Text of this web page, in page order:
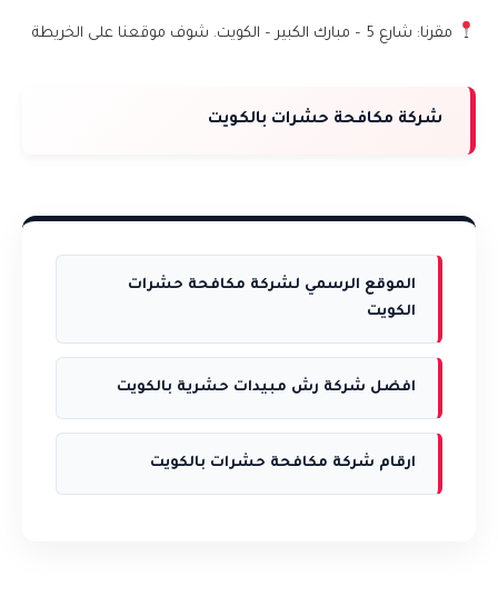
مقرنا: شارع 5 – مبارك الكبير – الكويت. شوف موقعنا على الخريطة
شركة مكافحة حشرات بالكويت
الموقع الرسمي لشركة مكافحة حشرات
الكويت
افضل شركة رش مبيدات حشرية بالكويت
ارقام شركة مكافحة حشرات بالكويت